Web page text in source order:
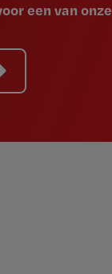
een van onze